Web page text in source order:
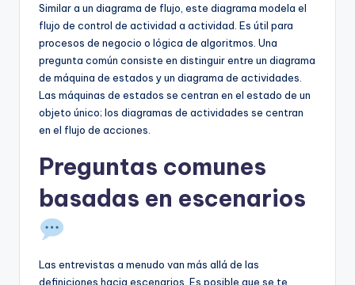
Similar a un diagrama de flujo, este diagrama modela el
flujo de control de actividad a actividad. Es útil para
procesos de negocio o lógica de algoritmos. Una
pregunta común consiste en distinguir entre un diagrama
de máquina de estados y un diagrama de actividades.
Las máquinas de estados se centran en el estado de un
objeto único; los diagramas de actividades se centran
en el flujo de acciones.
Preguntas comunes
basadas en escenarios
Las entrevistas a menudo van más allá de las
definiciones hacia escenarios. Es posible que se te